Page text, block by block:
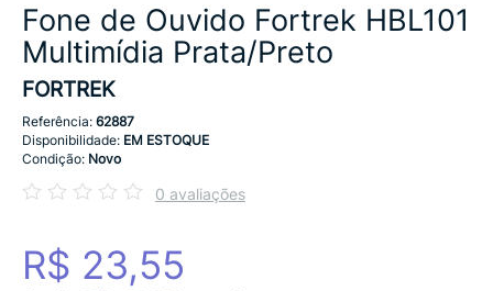
Fone de Ouvido Fortrek HBL101
Multimídia Prata/Preto
FORTREK
Referência: 62887
Disponibilidade: EM ESTOQUE
Condição: Novo
0 avaliações
R$ 23,55